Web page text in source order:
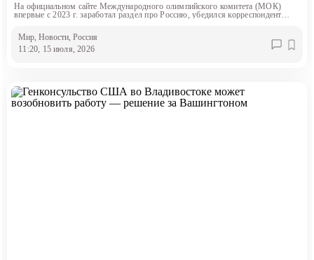
На официальном сайте Международного олимпийского комитета (МОК)
впервые с 2023 г. заработал раздел про Россию, убедился корреспондент
Мир, Новости, Россия
11:20, 15 июля, 2026